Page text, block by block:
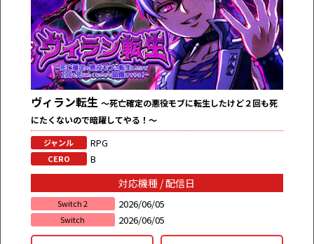
ヴィラン転生 ～死亡確定の悪役モブに転生したけど２回も死
にたくないので暗躍してやる！～
ジャンル RPG
CERO B
対応機種 / 配信日
Switch 2 2026/06/05
Switch 2026/06/05